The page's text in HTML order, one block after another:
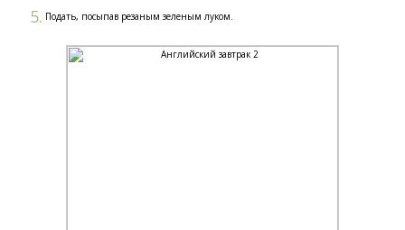
Подать, посыпав резаным зеленым луком.